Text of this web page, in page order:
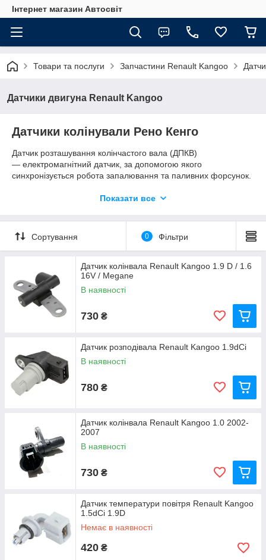
Інтернет магазин Автосвіт
Товари та послуги Запчастини Renault Kangoo
Датчики двигуна Renault Kangoo
Датчики колінували Рено Кенго
Датчик розташування колінчастого вала (ДПКВ)
— електромагнітний датчик, за допомогою якого
синхронізується робота запалювання та паливних форсунок.
тобто двигун не заведеться. Завдяки синхронній роботі ми
використання палива і мінімальну кількість викидів у
вихлопах.
Показати все
Сортування 0 Фільтри
Датчик колінвала Renault Kangoo 1.9 D / 1.6
16V / Megane
В наявності
730 ₴
Датчик розподівала Renault Kangoo 1.9dCi
В наявності
780 ₴
Датчик колінвала Renault Kangoo 1.0 2002-
2007
В наявності
730 ₴
Датчик температури повітря Renault Kangoo
1.5dCi 1.9D
Немає в наявності
420 ₴